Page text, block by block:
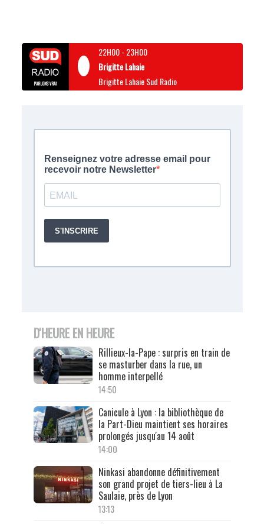
22H00- 23H00
Brigitte Lahaie
Brigitte Lahaie Sud Radio
D'HEURE EN HEURE
Rillieux-la-Pape : surpris en train de
se masturber dans la rue, un
homme interpellé
14:50
Canicule à Lyon : la bibliothèque de
la Part-Dieu maintient ses horaires
prolongés jusqu'au 14 août
14:00
Ninkasi abandonne définitivement
son grand projet de tiers-lieu à La
Saulaie, près de Lyon
13:13